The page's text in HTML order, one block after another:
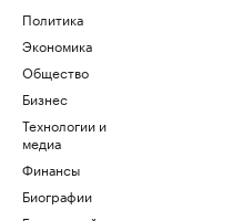
Политика
Экономика
Общество
Бизнес
Технологии и
медиа
Финансы
Биографии